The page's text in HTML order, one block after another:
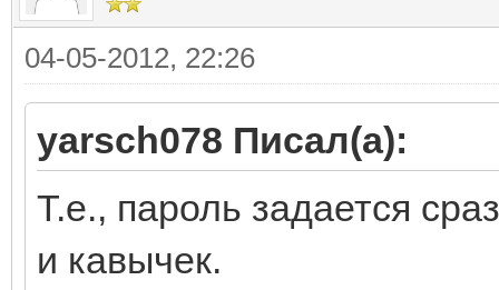
04-05-2012, 22:26
yarsch078 Писал(а):
Т.е., пароль задается
и кавычек.